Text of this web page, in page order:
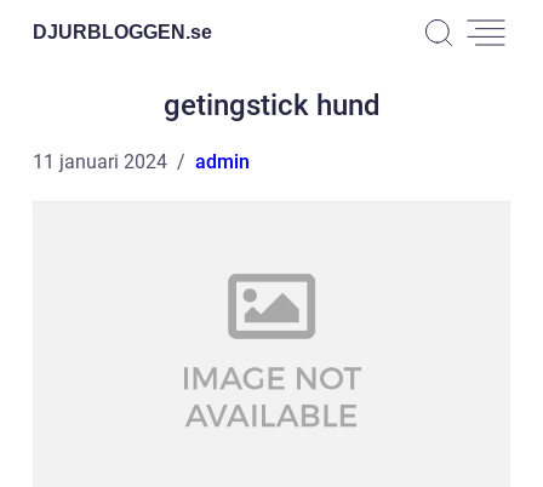
DJURBLOGGEN.se
getingstick hund
11 januari 2024 admin